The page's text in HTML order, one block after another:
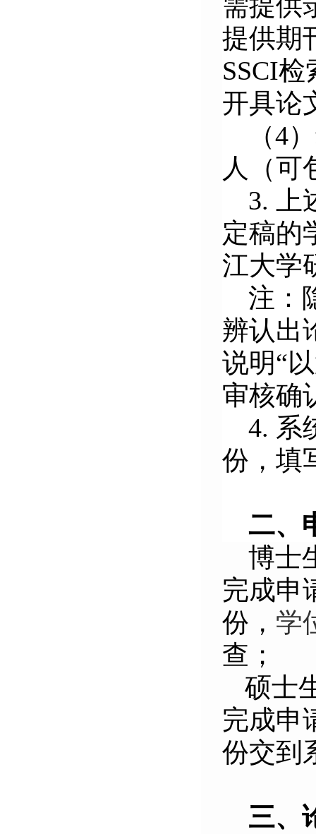
提供期
SSCI
开具论
（4
人（可
3.
定稿的
江大学
注：
辨认出
说明“
审核确
4. 系
份，填
二、
博士
完成申
份， 学
查；
硕士
完成申
份交到
三、